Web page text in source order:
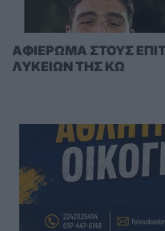
AΦΙΕΡΩΜΑ ΣΤΟΥΣ
ΛΥΚΕΙΩΝ ΤΗΣ ΚΩ